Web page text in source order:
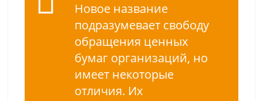
Новое название
подразумевает свободу
обращения ценных
бумаг организаций, но
имеет некоторые
отличия. Их